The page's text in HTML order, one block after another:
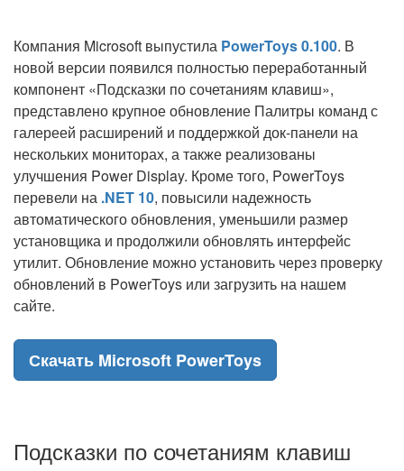
Компания Microsoft выпустила PowerToys 0.100. В
новой версии появился полностью переработанный
компонент «Подсказки по сочетаниям клавиш»,
представлено крупное обновление Палитры команд с
галереей расширений и поддержкой док-панели на
нескольких мониторах, а также реализованы
улучшения Power Display. Кроме того, PowerToys
перевели на .NET 10, повысили надежность
автоматического обновления, уменьшили размер
установщика и продолжили обновлять интерфейс
утилит. Обновление можно установить через проверку
обновлений в PowerToys или загрузить на нашем
сайте.
Скачать Microsoft PowerToys
Подсказки по сочетаниям клавиш